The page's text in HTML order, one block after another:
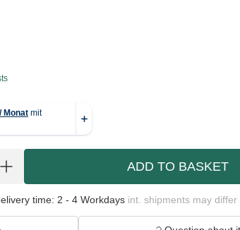
ADD TO BASKET
time: 2 - 4 Workdays int. shipments may differ